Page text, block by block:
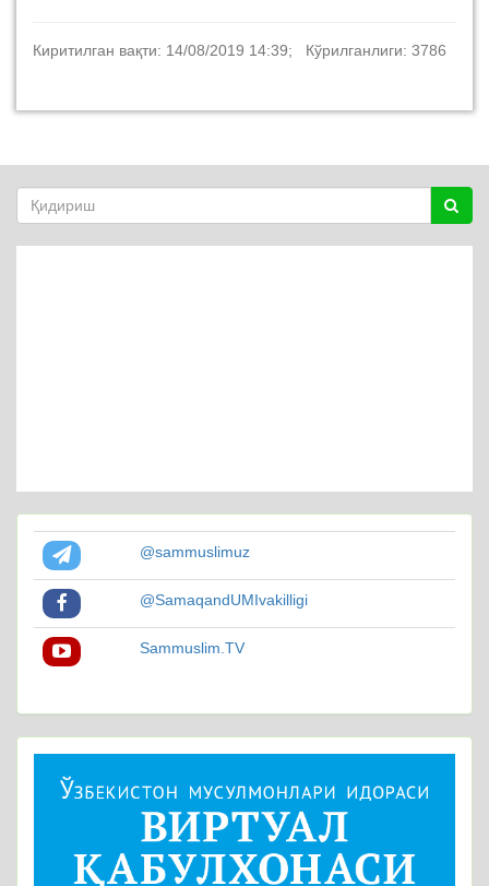
Киритилган вақти: 14/08/2019 14:39; Кўрилганлиги: 3786
@sammuslimuz
@SamaqandUMIvakilligi
Sammuslim.TV